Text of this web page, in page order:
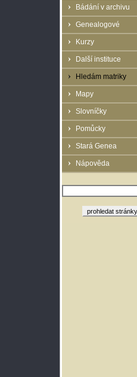
Bádání v archivu
Genealogové
Kurzy
Další instituce
Hledám matriky
Mapy
Slovníčky
Pomůcky
Stará Genea
Nápověda